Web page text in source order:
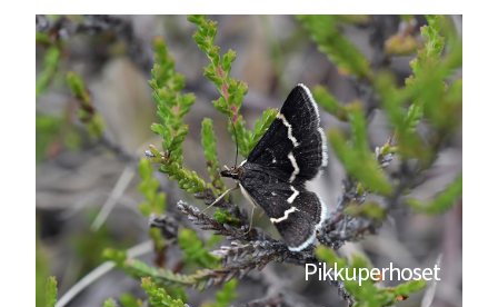
Pikkuperhoset